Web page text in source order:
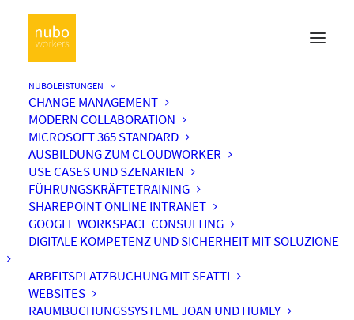
NUBOLEISTUNGEN
CHANGE MANAGEMENT
MODERN COLLABORATION
MICROSOFT 365 STANDARD
AUSBILDUNG ZUM CLOUDWORKER
USE CASES UND SZENARIEN
FÜHRUNGSKRÄFTETRAINING
SHAREPOINT ONLINE INTRANET
GOOGLE WORKSPACE CONSULTING
DIGITALE KOMPETENZ UND SICHERHEIT MIT SOLUZIONE
ARBEITSPLATZBUCHUNG MIT SEATTI
WEBSITES
RAUMBUCHUNGSSYSTEME JOAN UND HUMLY